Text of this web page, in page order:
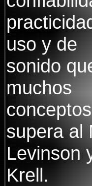
uso y de
sonido
muchos
conceptos
supera al
Levinson
Krell.